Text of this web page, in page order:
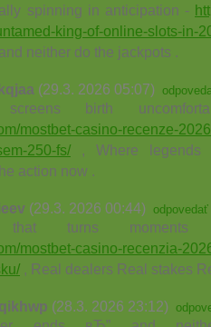
spinning in anticipation -
king-of-online-slots-in-
neither do the jackpots .
(29.3. 2026 05:07)
birth
mostbet-casino-recenze-
250-fs/ , Where legends
action now .
(29.3. 2026 00:44) odpovedať
turns moments
mostbet-casino-recenzia-
, Real dealers Real stakes
(28.3. 2026 23:12)